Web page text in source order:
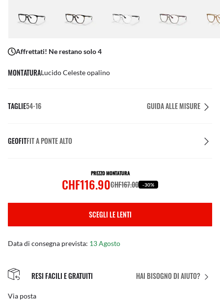
Affrettati! Ne restano solo 4
MONTATURALucido Celeste opalino
TAGLIE54-16 GUIDA ALLE MISURE
GEOFITFIT A PONTE ALTO
PREZZO MONTATURA
CHF116.90CHF167.00 -30%
SCEGLI LE LENTI
Data di consegna prevista: 13 Agosto
HAI BISOGNO DI AIUTO?
RESI FACILI E GRATUITI
Via posta